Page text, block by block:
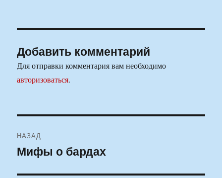
Добавить комментарий
Для отправки комментария вам необходимо
авторизоваться.
по
НАЗАД
Предыдущая
Мифы о бардах